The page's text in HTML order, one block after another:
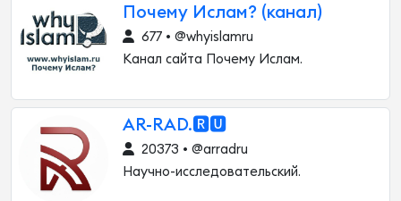
Почему Ислам? (канал)
677 • @whyislamru
Канал сайта Почему Ислам.
AR-RAD.🆁🆄
20373 • @arradru
Научно-исследовательский.